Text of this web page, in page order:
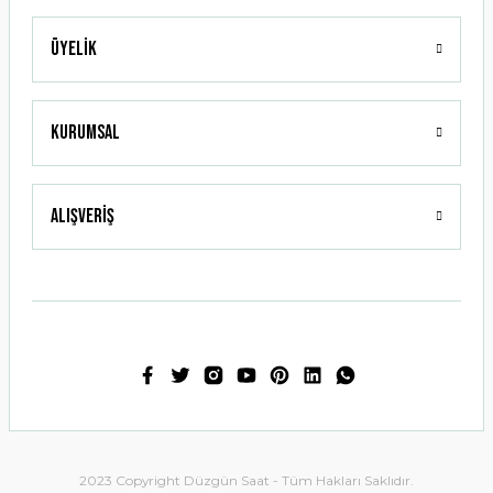
Gönder
Üyelik
Kurumsal
Alışveriş
2023 Copyright Düzgün Saat - Tüm Hakları Saklıdır.